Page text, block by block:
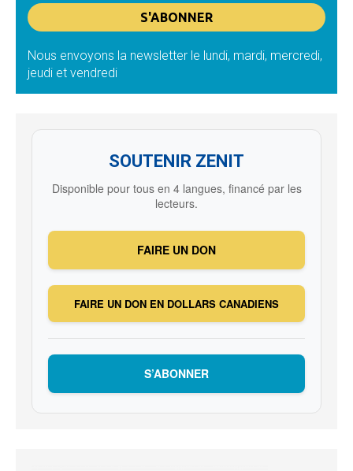
Nous envoyons la newsletter le lundi, mardi, mercredi,
jeudi et vendredi
SOUTENIR ZENIT
Disponible pour tous en 4 langues, financé par les
lecteurs.
FAIRE UN DON
FAIRE UN DON EN DOLLARS CANADIENS
S’ABONNER